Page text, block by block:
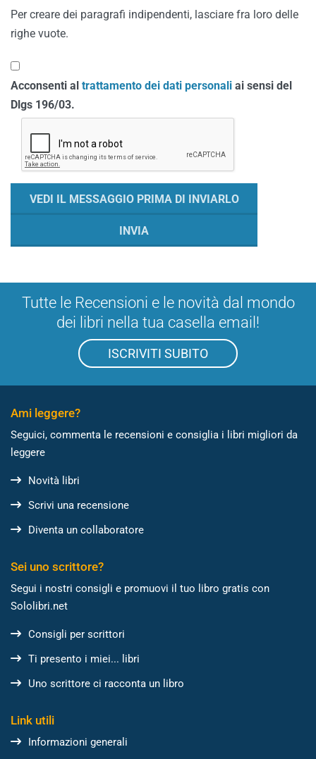
Per creare dei paragrafi indipendenti, lasciare fra loro delle
righe vuote.
Acconsenti al trattamento dei dati personali ai sensi del
Dlgs 196/03.
Tutte le Recensioni e le novità dal mondo
dei libri nella tua casella email!
ISCRIVITI SUBITO
Ami leggere?
Seguici, commenta le recensioni e consiglia i libri migliori da
leggere
Novità libri
Scrivi una recensione
Diventa un collaboratore
Sei uno scrittore?
Segui i nostri consigli e promuovi il tuo libro gratis con
Sololibri.net
Consigli per scrittori
Ti presento i miei... libri
Uno scrittore ci racconta un libro
Link utili
Informazioni generali